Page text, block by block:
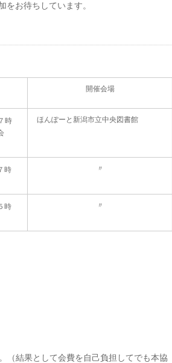
お待ちしています。
開催会場
時
ほんぽーと新潟市立中央図書館
時 〃
時 〃
（結果として会費を自己負担してでも本協